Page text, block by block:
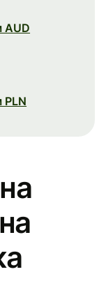
AUD
PLN